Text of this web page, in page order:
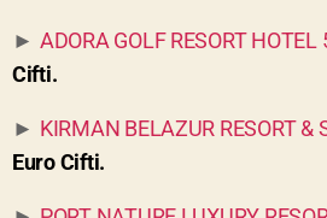
► ADORA GOLF RESORT HOTEL
Cifti.
► KIRMAN BELAZUR RESORT &
Euro Cifti.